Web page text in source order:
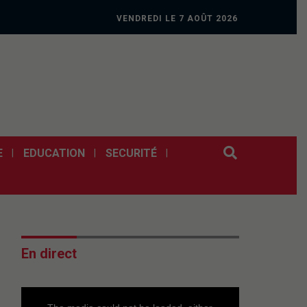
VENDREDI LE 7 AOÛT 2026
EDUCATION SECURITÉ
En direct